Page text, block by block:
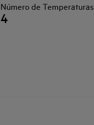
Número de Temperaturas
4